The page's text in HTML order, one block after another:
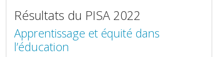
Résultats du PISA 2022
Apprentissage et équité dans
l’éducation